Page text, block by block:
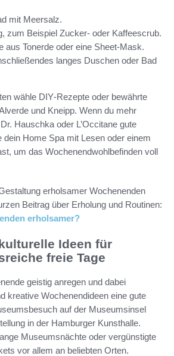
mit Meersalz.
zum Beispiel Zucker- oder Kaffeescrub.
aus Tonerde oder eine Sheet‑Mask.
langes Duschen oder Bad
wähle DIY‑Rezepte oder bewährte
und Kneipp. Wenn du mehr
Hauschka oder L’Occitane gute
dein Home Spa mit Lesen oder einem
um das Wochenendwohlbefinden voll
erholsamer Wochenenden
Beitrag über Erholung und Routinen:
erholsamer?
Ideen für
freie Tage
geistig anregen und dabei
kreative Wochenendideen eine gute
auf der Museumsinsel
in der Hamburger Kunsthalle.
Museumsnächte oder vergünstigte
vor allem an beliebten Orten.